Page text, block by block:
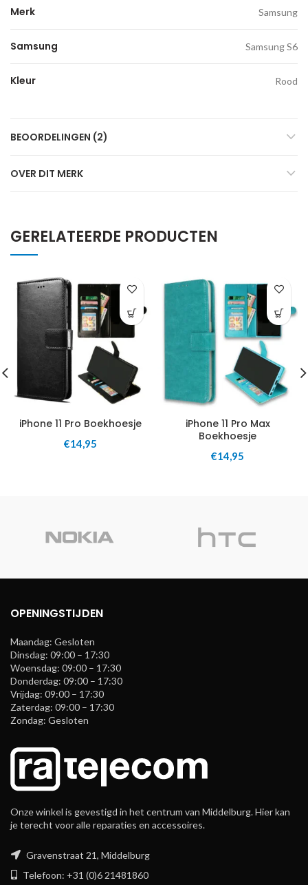
Merk Samsung
Samsung Samsung S6
Kleur Rood
BEOORDELINGEN (2)
OVER DIT MERK
GERELATEERDE PRODUCTEN
iPhone 11 Pro Boekhoesje
€14,95
iPhone 11 Pro Max
Boekhoesje
€14,95
OPENINGSTIJDEN
Maandag: Gesloten
Dinsdag: 09:00 – 17:30
Woensdag: 09:00 – 17:30
Donderdag: 09:00 – 17:30
Vrijdag: 09:00 – 17:30
Zaterdag: 09:00 – 17:30
Zondag: Gesloten
Onze winkel is gevestigd in het centrum van Middelburg. Hier kan
je terecht voor alle reparaties en accessoires.
Gravenstraat 21, Middelburg
Telefoon: +31 (0)6 21481860